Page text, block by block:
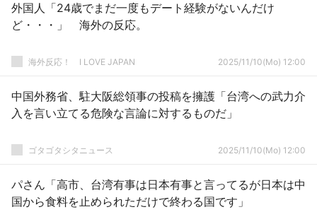
外国人「24歳でまだ一度もデート経験がないんだけ
ど・・・」 海外の反応。
海外反応！ I LOVE JAPAN 2025/11/10(Mo) 12:00
中国外務省、駐大阪総領事の投稿を擁護「台湾への武力介
入を言い立てる危険な言論に対するものだ」
ゴタゴタシタニュース 2025/11/10(Mo) 12:00
パさん「高市、台湾有事は日本有事と言ってるが日本は中
国から食料を止められただけで終わる国です」